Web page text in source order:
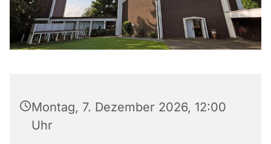
Montag, 7. Dezember 2026, 12:00
Uhr